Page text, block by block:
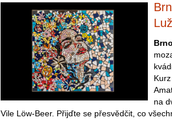
na
Vile Löw-Beer. Přijďte se přesvědčit, co